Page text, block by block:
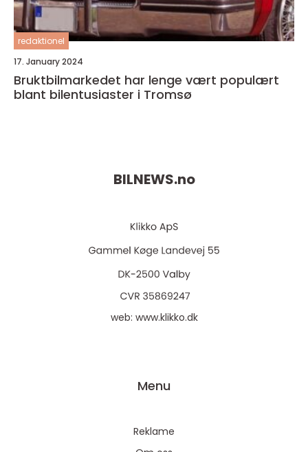
redaktionel
17. January 2024
Bruktbilmarkedet har lenge vært populært
blant bilentusiaster i Tromsø
BILNEWS.no
web: www.klikko.dk
Menu
Reklame